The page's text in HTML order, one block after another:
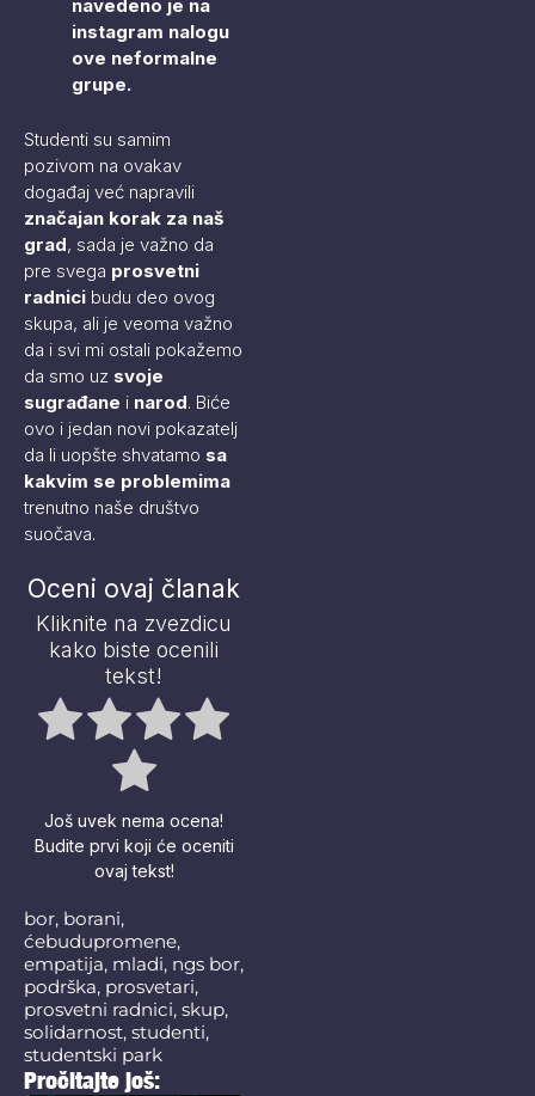
navedeno je na
instagram nalogu
ove neformalne
grupe.
Studenti su samim
pozivom na ovakav
događaj već napravili
značajan korak za naš
grad, sada je važno da
pre svega prosvetni
radnici budu deo ovog
skupa, ali je veoma važno
da i svi mi ostali pokažemo
da smo uz svoje
sugrađane i narod. Biće
ovo i jedan novi pokazatelj
da li uopšte shvatamo sa
kakvim se problemima
trenutno naše društvo
suočava.
Oceni ovaj članak
Kliknite na zvezdicu
kako biste ocenili
tekst!
Još uvek nema ocena!
Budite prvi koji će oceniti
ovaj tekst!
bor, borani,
ćebudupromene,
empatija, mladi, ngs bor,
podrška, prosvetari,
prosvetni radnici, skup,
solidarnost, studenti,
studentski park
Pročitajte još: